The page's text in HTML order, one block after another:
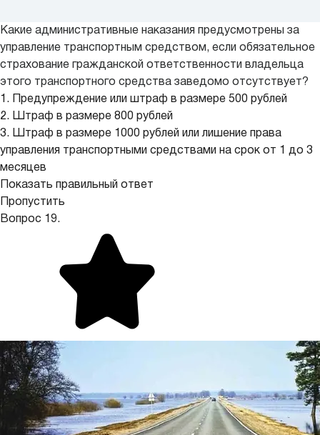
Какие административные наказания предусмотрены за
управление транспортным средством, если обязательное
страхование гражданской ответственности владельца
этого транспортного средства заведомо отсутствует?
1. Предупреждение или штраф в размере 500 рублей
2. Штраф в размере 800 рублей
3. Штраф в размере 1000 рублей или лишение права
управления транспортными средствами на срок от 1 до 3
месяцев
Показать правильный ответ
Пропустить
Вопрос 19.